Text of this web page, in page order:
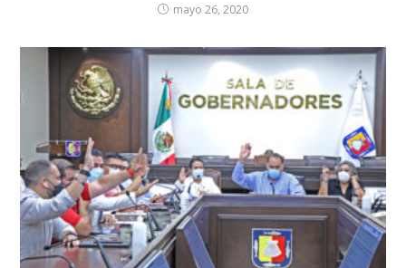
mayo 26, 2020